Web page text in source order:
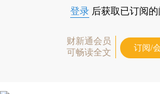
登录 后获取已订阅
财新通会员
可畅读全文
订阅/